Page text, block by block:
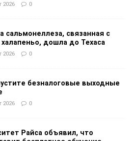
2026 0
сальмонеллеза, связанная с
дошла до Техаса
2026 0
безналоговые выходные
2026 0
Райса объявил, что